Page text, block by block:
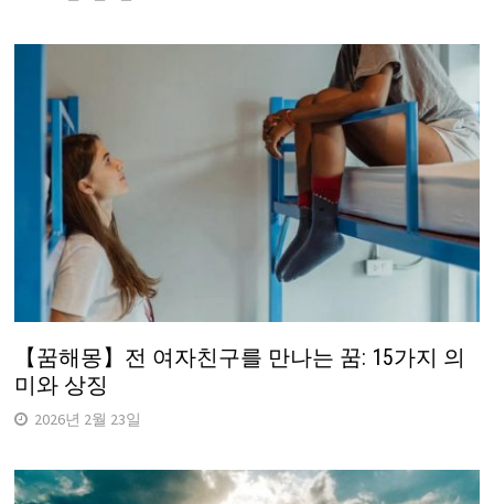
【꿈해몽】전 여자친구를 만나는 꿈: 15가지 의
미와 상징
2026년 2월 23일